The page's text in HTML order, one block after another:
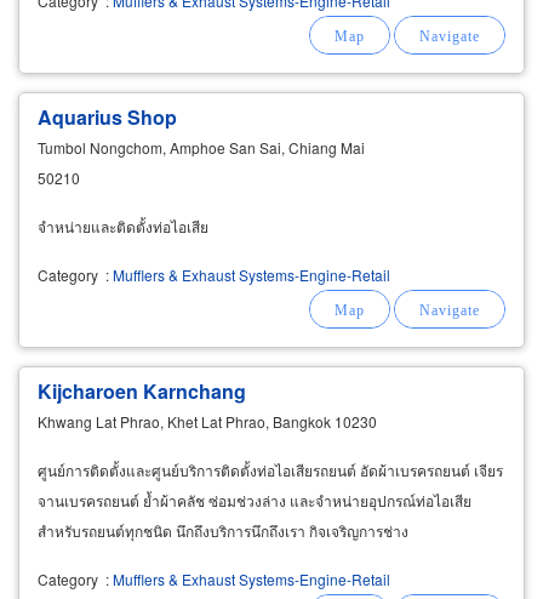
Aquarius Shop
Tumbol Nongchom, Amphoe San Sai, Chiang Mai
50210
จำหน่ายและติดตั้งท่อไอเสีย
Category :Mufflers & Exhaust Systems-Engine-Retail
Kijcharoen Karnchang
Khwang Lat Phrao, Khet Lat Phrao, Bangkok 10230
ศูนย์การติดตั้งและศูนย์บริการติดตั้งท่อไอเสียรถยนต์ อัดผ้าเบรครถยนต์ เจียร
จานเบรครถยนต์ ย้ำผ้าคลัช ซ่อมช่วงล่าง และจำหน่ายอุปกรณ์ท่อไอเสีย
สำหรับรถยนต์ทุกชนิด นึกถึงบริการนึกถึงเรา กิจเจริญการช่าง
Category :Mufflers & Exhaust Systems-Engine-Retail